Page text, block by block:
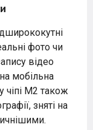
фото чи
відео
мобільна
чіпі M2 також
зняті на